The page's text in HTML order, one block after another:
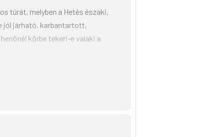
túrát, melyben a Hetés északi,
jól járható, karbantartott,
körbe tekeri-e valaki a
hetési kerek perecet! A